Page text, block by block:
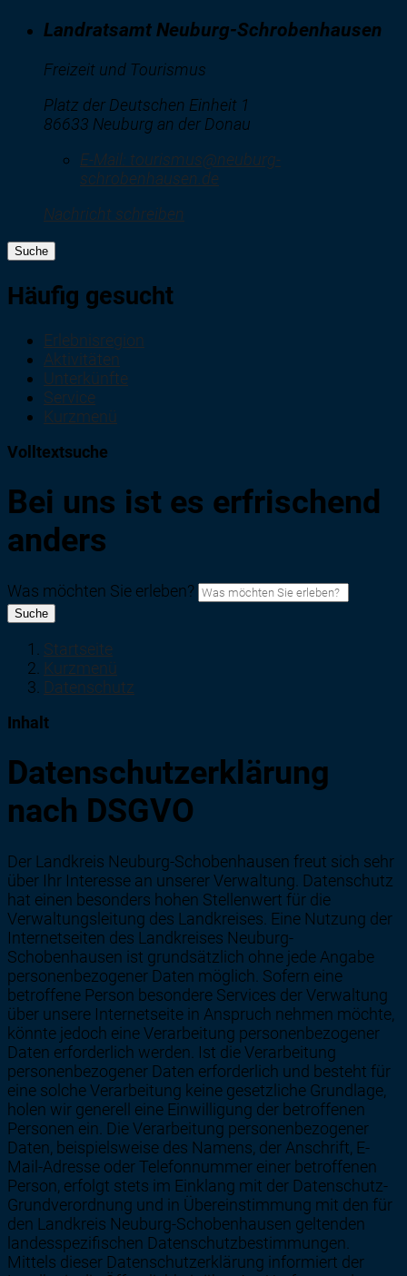
Landratsamt Neuburg-Schrobenhausen
Freizeit und Tourismus
Platz der Deutschen Einheit 1
86633 Neuburg an der Donau
E-Mail: tourismus@neuburg-
schrobenhausen.de
Nachricht schreiben
Suche
Häufig gesucht
Erlebnisregion
Aktivitäten
Unterkünfte
Service
Kurzmenü
Volltextsuche
Bei uns ist es erfrischend
anders
Was möchten Sie erleben?
Suche
Startseite
Kurzmenü
Datenschutz
Inhalt
Datenschutzerklärung
nach DSGVO
Der Landkreis Neuburg-Schobenhausen freut sich sehr
über Ihr Interesse an unserer Verwaltung. Datenschutz
hat einen besonders hohen Stellenwert für die
Verwaltungsleitung des Landkreises. Eine Nutzung der
Internetseiten des Landkreises Neuburg-
Schobenhausen ist grundsätzlich ohne jede Angabe
personenbezogener Daten möglich. Sofern eine
betroffene Person besondere Services der Verwaltung
über unsere Internetseite in Anspruch nehmen möchte,
könnte jedoch eine Verarbeitung personenbezogener
Daten erforderlich werden. Ist die Verarbeitung
personenbezogener Daten erforderlich und besteht für
eine solche Verarbeitung keine gesetzliche Grundlage,
holen wir generell eine Einwilligung der betroffenen
Personen ein. Die Verarbeitung personenbezogener
Daten, beispielsweise des Namens, der Anschrift, E-
Mail-Adresse oder Telefonnummer einer betroffenen
Person, erfolgt stets im Einklang mit der Datenschutz-
Grundverordnung und in Übereinstimmung mit den für
den Landkreis Neuburg-Schobenhausen geltenden
landesspezifischen Datenschutzbestimmungen.
Mittels dieser Datenschutzerklärung informiert der